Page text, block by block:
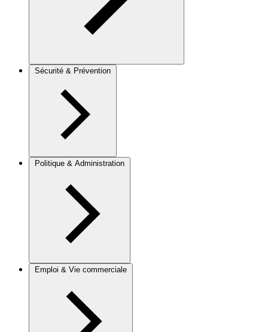
Sécurité & Prévention
Politique & Administration
Emploi & Vie commerciale